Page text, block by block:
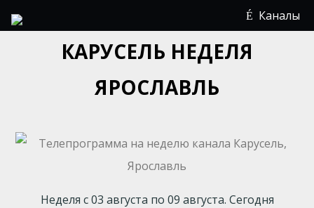
Каналы
КАРУСЕЛЬ НЕДЕЛЯ
ЯРОСЛАВЛЬ
Неделя с 03 августа по 09 августа. Сегодня